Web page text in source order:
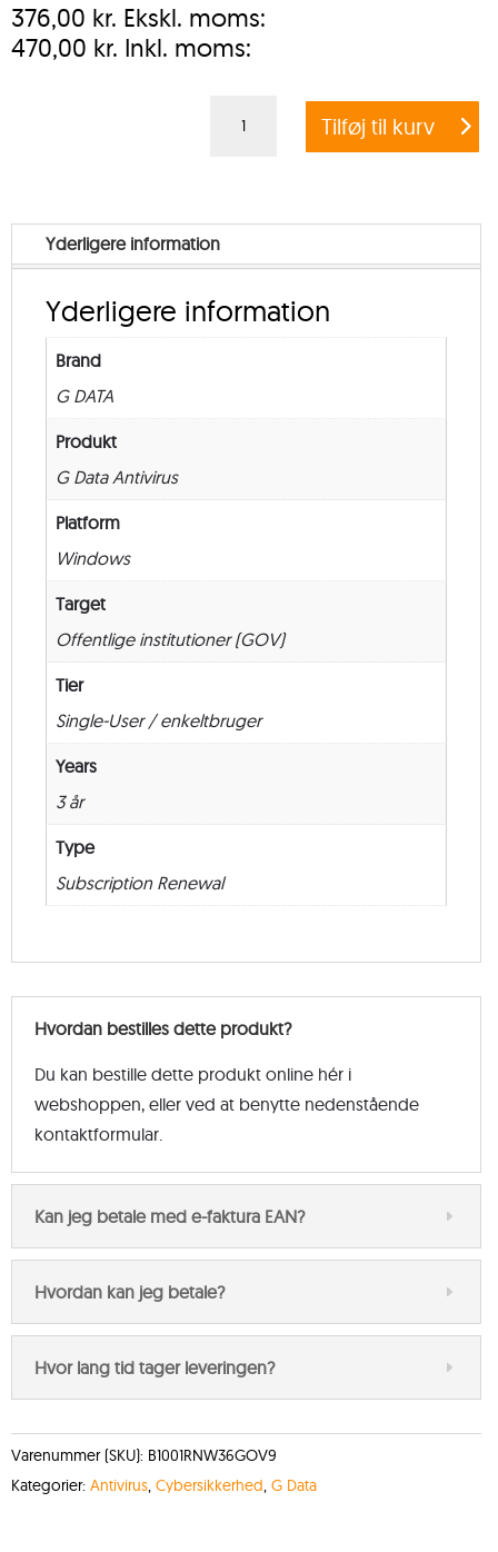
376,00 kr. Ekskl. moms:
470,00 kr. Inkl. moms:
–
Government
from
måneder
Tilføj til kurv
Yderligere information
Yderligere information
Brand
G DATA
Produkt
G Data Antivirus
Platform
Windows
Target
Offentlige institutioner (GOV)
Tier
Single-User / enkeltbruger
Years
3 år
Type
Subscription Renewal
Hvordan bestilles dette produkt?
Du kan bestille dette produkt online hér i
webshoppen, eller ved at benytte nedenstående
kontaktformular.
Kan jeg betale med e-faktura EAN?
Hvordan kan jeg betale?
Hvor lang tid tager leveringen?
Varenummer (SKU): B1001RNW36GOV9
Kategorier: Antivirus, Cybersikkerhed, G Data